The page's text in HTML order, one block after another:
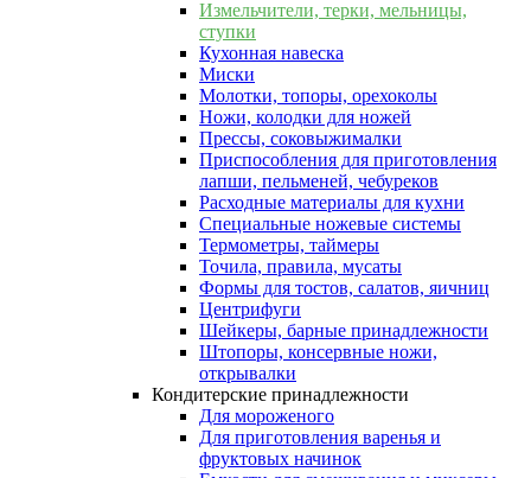
Измельчители, терки, мельницы,
ступки
Кухонная навеска
Миски
Молотки, топоры, орехоколы
Ножи, колодки для ножей
Прессы, соковыжималки
Приспособления для приготовления
лапши, пельменей, чебуреков
Расходные материалы для кухни
Специальные ножевые системы
Термометры, таймеры
Точила, правила, мусаты
Формы для тостов, салатов, яичниц
Центрифуги
Шейкеры, барные принадлежности
Штопоры, консервные ножи,
открывалки
Кондитерские принадлежности
Для мороженого
Для приготовления варенья и
фруктовых начинок